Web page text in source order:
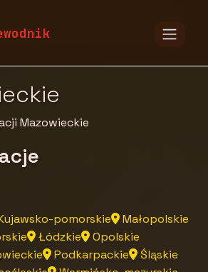
Mazowieckie
pomorskie
Małopolskie
Łódzkie
Opolskie
Podkarpackie
Śląskie